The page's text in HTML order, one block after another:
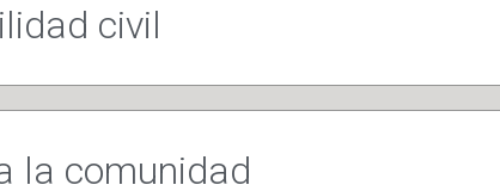
civil
la comunidad